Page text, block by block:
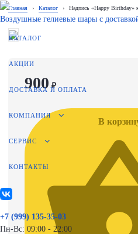
Воздушные гелиевые шары с
КАТАЛОГ
АКЦИИ
ДОСТАВКА И ОПЛАТА
КОМПАНИЯ
СЕРВИС
КОНТАКТЫ
+7 (999) 135-35-03
Пн-Вс: 09:00 - 22:00
Главная › Каталог › Надпись «Happy Birthday»
900 ₽